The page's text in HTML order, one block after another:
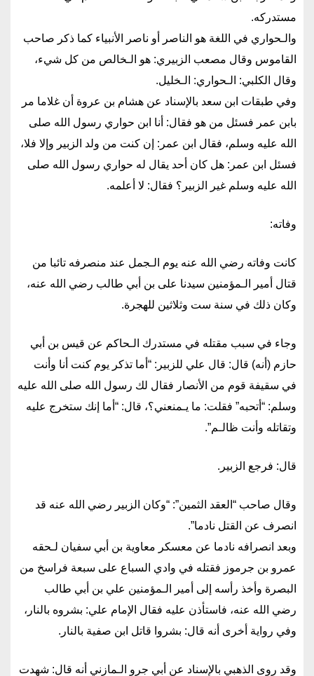
مستدركه.
والـحواري في اللغة هو الناصر أو ناصر الأنبياء كما ذكر صاحب
القاموس وقال مصعب الزبيري: هو الـخالص من كل شيء،
وقال الكلبي: الـحواري: الـخليل.
وفي طبقات ابن سعد بالإسناد عن هشام بن عروة أن غلاما مر
بابن عمر فسئل من هو فقال: أنا ابن حواري رسول الله صلى
الله عليه وسلم، فقال ابن عمر: إن كنت من ولد الزبير وإلا فلا،
فسئل ابن عمر: هل كان أحد يقال له حواري رسول الله صلى
الله عليه وسلم غير الزبير؟ فقال: لا أعلمه.
وفاته:
كانت وفاته رضي الله عنه يوم الـجمل عند منصرفه تائبا من
قتال أمير الـمؤمنين سيدنا على بن أبي طالب رضي الله عنه،
وكان ذلك في سنة ست وثلاثين للهجرة.
وجاء في سبب مقتله في مستدرك الـحاكم عن قيس بن أبي
حازم (أنه) قال: قال علي للزبير: “أما تذكر يوم كنت أنا وأنت
في سقيفة قوم من الأنصار فقال لك رسول الله صلى الله عليه
وسلم: “أتحبه” فقلت: ما يـمنعني؟، قال: “أما إنك ستخرج عليه
وتقاتله وأنت ظالـم”.
قال: فرجع الزبير.
وقال صاحب “العقد الثمين”: “وكان الزبير رضي الله عنه قد
انصرف عن القتل نادما”.
وبعد انصرافه نادما عن معسكر معاوية بن أبي سفيان لـحقه
عمرو بن جرموز فقتله في وادي السباع على سبعة فراسخ من
البصرة وأخذ رأسه إلى أمير الـمؤمنين علي بن أبي طالب
رضي الله عنه، فاستأذن عليه فقال الإمام علي: بشروه بالنار،
وفي رواية أخرى أنه قال: بشروا قاتل ابن صفية بالنار.
وقد روى الذهبي بالإسناد عن أبي جرو الـمازني أنه قال: شهدت